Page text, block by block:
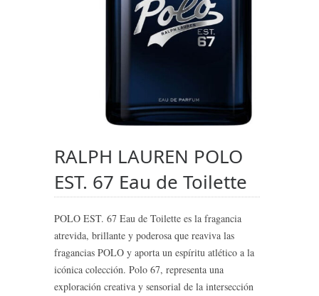
RALPH LAUREN POLO
EST. 67 Eau de Toilette
POLO EST. 67 Eau de Toilette es la fragancia
atrevida, brillante y poderosa que reaviva las
fragancias POLO y aporta un espíritu atlético a la
icónica colección. Polo 67, representa una
exploración creativa y sensorial de la intersección